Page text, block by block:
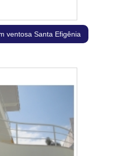
ventosa Santa Efigênia